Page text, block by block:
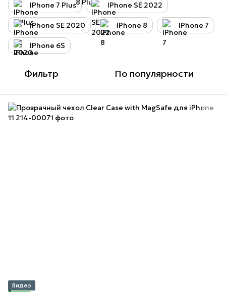
IPhone 7 Plus IPhone SE 2022
IPhone SE 2020 IPhone 8 IPhone 7
IPhone 6S
Фильтр По популярности
Видео